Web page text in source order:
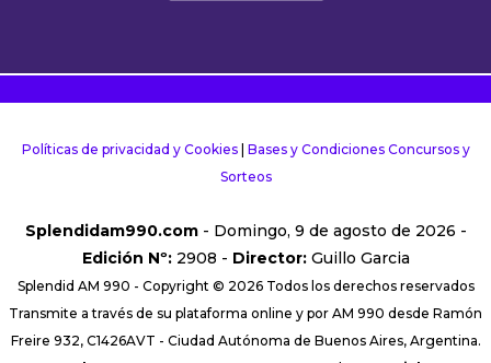
Políticas de privacidad y Cookies| Bases y Condiciones Concursos y
Sorteos
Splendidam990.com- Domingo, 9 de agosto de 2026 -
Edición Nº:2908 - Director:Guillo Garcia
Splendid AM 990 - Copyright © 2026 Todos los derechos reservados
Transmite a través de su plataforma online y por AM 990 desde Ramón
Freire 932, C1426AVT - Ciudad Autónoma de Buenos Aires, Argentina.